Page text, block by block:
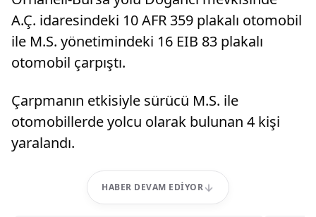
A.Ç. idaresindeki 10 AFR 359 plakalı otomobil
ile M.S. yönetimindeki 16 EIB 83 plakalı
otomobil çarpıştı.
Çarpmanın etkisiyle sürücü M.S. ile
otomobillerde yolcu olarak bulunan 4 kişi
yaralandı.
HABER DEVAM EDIYOR